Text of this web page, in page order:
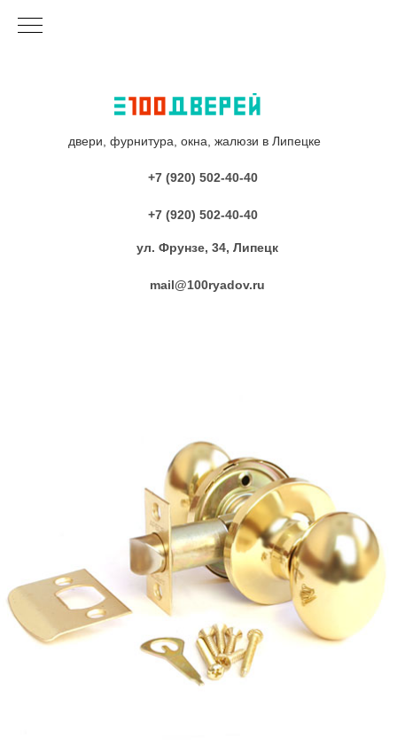
двери, фурнитура, окна, жалюзи в Липецке
+7 (920) 502-40-40
+7 (920) 502-40-40
ул. Фрунзе, 34, Липецк
mail@100ryadov.ru